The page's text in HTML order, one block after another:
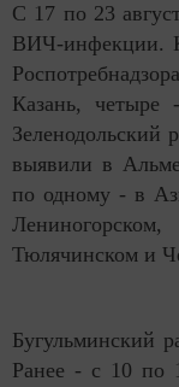
С 17 по 23
ВИЧ-инфекции.
Казань,
выявили в
по одному - в
Тюлячинском и
Бугульминский
Ранее - с 10 по